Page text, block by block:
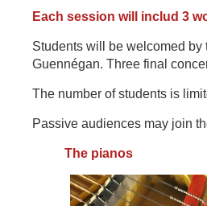
Each session will includ 3
Students will be welcomed by
Guennégan. Three final
The number of students is
Passive audiences may join
The pianos